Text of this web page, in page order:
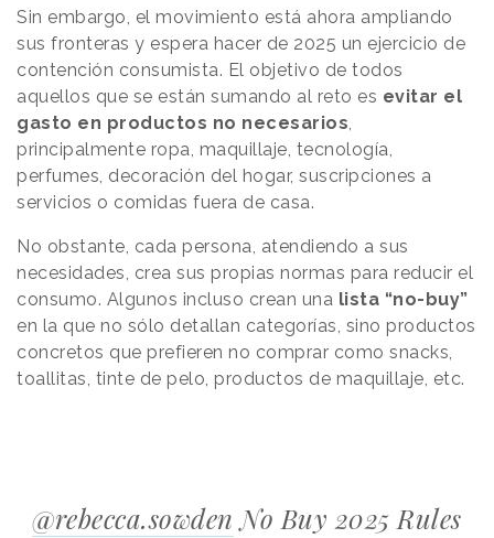
Sin embargo, el movimiento está ahora ampliando
sus fronteras y espera hacer de 2025 un ejercicio de
contención consumista. El objetivo de todos
aquellos que se están sumando al reto es evitar el
gasto en productos no necesarios,
principalmente ropa, maquillaje, tecnología,
perfumes, decoración del hogar, suscripciones a
servicios o comidas fuera de casa.
No obstante, cada persona, atendiendo a sus
necesidades, crea sus propias normas para reducir el
consumo. Algunos incluso crean una lista “no-buy”
en la que no sólo detallan categorías, sino productos
concretos que prefieren no comprar como snacks,
toallitas, tinte de pelo, productos de maquillaje, etc.
@rebecca.sowdenNo Buy 2025 Rules